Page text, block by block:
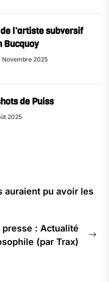
l’artiste subversif
Bucquoy
Novembre 2025
de Puiss
2025
auraient pu avoir les
presse : Actualité
(par Trax)